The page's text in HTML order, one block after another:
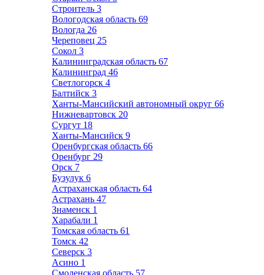
Строитель 3
Вологодская область 69
Вологда 26
Череповец 25
Сокол 3
Калининградская область 67
Калининград 46
Светлогорск 4
Балтийск 3
Ханты-Мансийский автономный округ 66
Нижневартовск 20
Сургут 18
Ханты-Мансийск 9
Оренбургская область 66
Оренбург 29
Орск 7
Бузулук 6
Астраханская область 64
Астрахань 47
Знаменск 1
Харабали 1
Томская область 61
Томск 42
Северск 3
Асино 1
Смоленская область 57